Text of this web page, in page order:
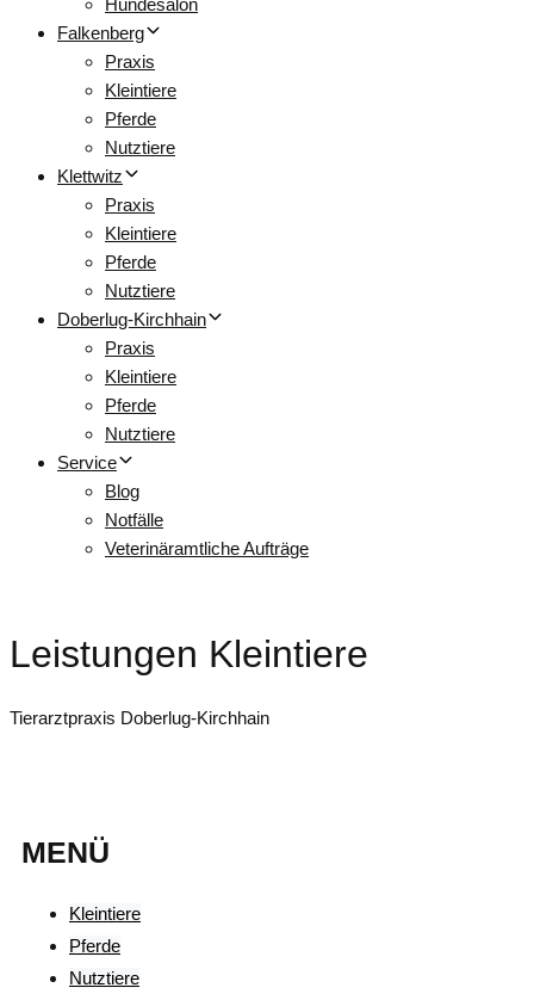
Hundesalon
Falkenberg
Praxis
Kleintiere
Pferde
Nutztiere
Klettwitz
Praxis
Kleintiere
Pferde
Nutztiere
Doberlug-Kirchhain
Praxis
Kleintiere
Pferde
Nutztiere
Service
Blog
Notfälle
Veterinäramtliche Aufträge
Leistungen Kleintiere
Tierarztpraxis Doberlug-Kirchhain
MENÜ
Kleintiere
Pferde
Nutztiere